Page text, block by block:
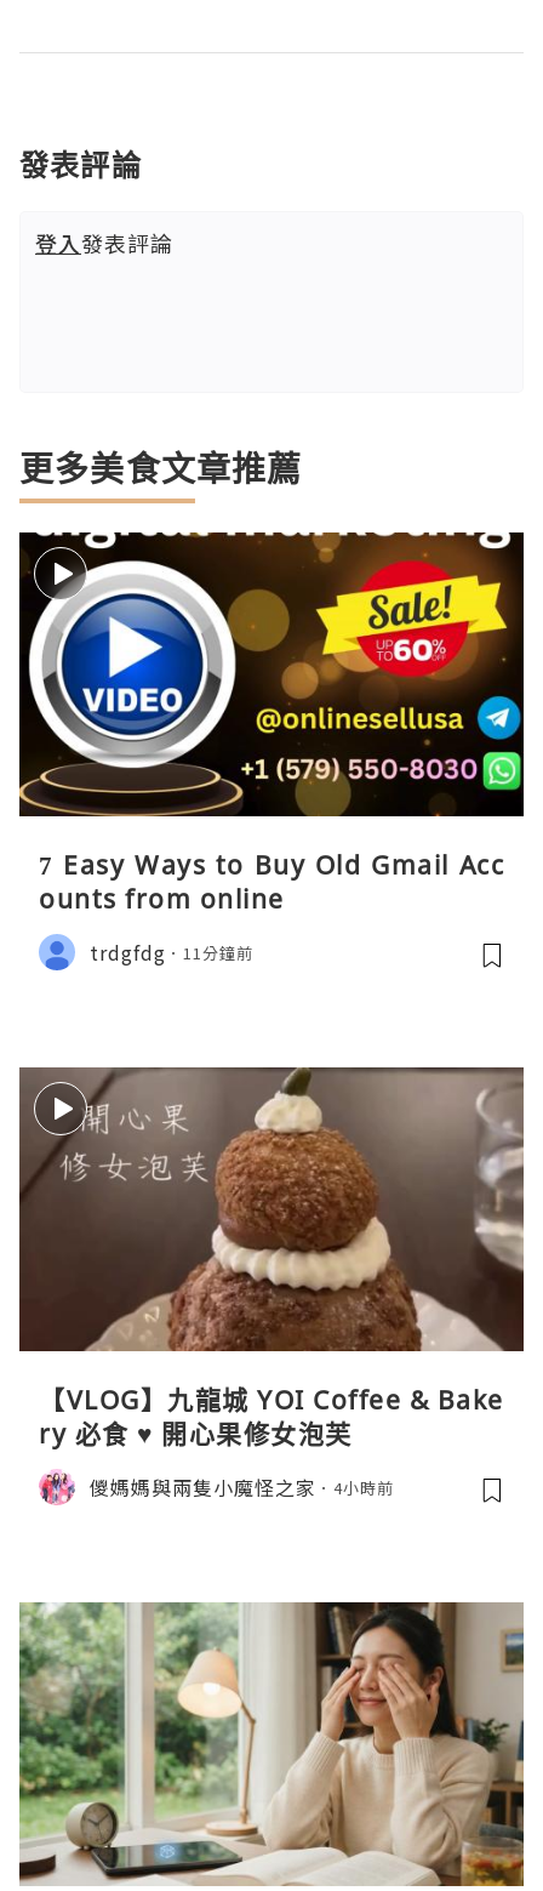
發表評論
登入發表評論
更多美食文章推薦
7 Easy Ways to Buy Old Gmail Acc
ounts from online
trdgfdg 11分鐘前
【VLOG】九龍城 YOI Coffee & Bake
ry 必食 ♥ 開心果修女泡芙
儍媽媽與兩隻小魔怪之家 4小時前